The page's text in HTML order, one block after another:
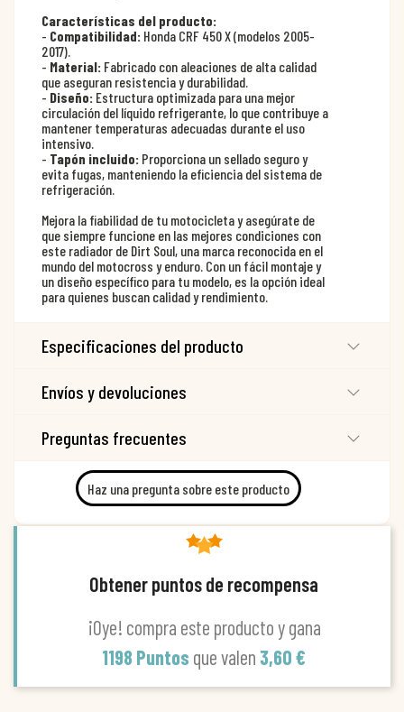
Características del producto:
- Compatibilidad: Honda CRF 450 X (modelos 2005-
2017).
- Material: Fabricado con aleaciones de alta calidad
que aseguran resistencia y durabilidad.
- Diseño: Estructura optimizada para una mejor
circulación del líquido refrigerante, lo que contribuye a
mantener temperaturas adecuadas durante el uso
intensivo.
- Tapón incluido: Proporciona un sellado seguro y
evita fugas, manteniendo la eficiencia del sistema de
refrigeración.
Mejora la fiabilidad de tu motocicleta y asegúrate de
que siempre funcione en las mejores condiciones con
este radiador de Dirt Soul, una marca reconocida en el
mundo del motocross y enduro. Con un fácil montaje y
un diseño específico para tu modelo, es la opción ideal
para quienes buscan calidad y rendimiento.
Especificaciones del producto
Envíos y devoluciones
Preguntas frecuentes
Haz una pregunta sobre este producto
Obtener puntos de recompensa
¡Oye! compra este producto y gana
1198 Puntos que valen 3,60 €